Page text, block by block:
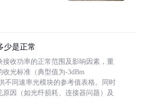
少是正常
接收功率的正常范围及影响因素，重
收光标准（典型值为-3dBm
不同速率光模块的参考值表格。同时
因（如光纤损耗、连接器问题）及